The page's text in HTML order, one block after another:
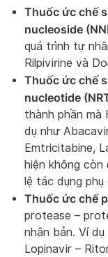
Thuốc ức chế
nucleoside
quá trình tự
Rilpivirine và
Thuốc ức chế
nucleotide
thành phần mà
dụ như
Emtricitabine,
hiện không
lệ tác dụng phụ
Thuốc ức chế
protease –
nhân bản. Ví
Lopinavir –